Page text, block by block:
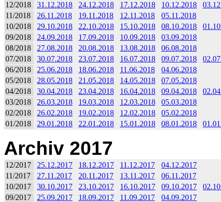
12/2018 31.12.2018 24.12.2018 17.12.2018 10.12.2018
11/2018
26.11.2018 19.11.2018 12.11.2018
05.11.2018
10/2018
29.10.2018 22.10.2018 15.10.2018 08.10.2018
09/2018
24.09.2018 17.09.2018 10.09.2018
03.09.2018
08/2018
27.08.2018 20.08.2018 13.08.2018
06.08.2018
07/2018
30.07.2018 23.07.2018 16.07.2018 09.07.2018
06/2018
25.06.2018 18.06.2018 11.06.2018
04.06.2018
05/2018
28.05.2018 21.05.2018 14.05.2018
07.05.2018
04/2018
30.04.2018 23.04.2018 16.04.2018 09.04.2018
03/2018
26.03.2018 19.03.2018 12.03.2018
05.03.2018
02/2018
26.02.2018 19.02.2018 12.02.2018
05.02.2018
01/2018
29.01.2018 22.01.2018 15.01.2018 08.01.2018
Archiv 2017
12/2017 25.12.2017 18.12.2017 11.12.2017
04.12.2017
11/2017
27.11.2017 20.11.2017 13.11.2017
06.11.2017
10/2017
30.10.2017 23.10.2017 16.10.2017 09.10.2017
09/2017
25.09.2017 18.09.2017 11.09.2017
04.09.2017